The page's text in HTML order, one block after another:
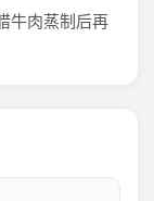
牛肉蒸制后再